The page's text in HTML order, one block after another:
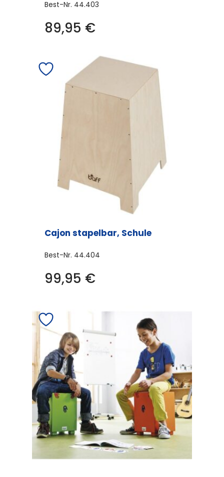
Best-Nr. 44.403
89,95 €
Cajon stapelbar, Schule
Best-Nr. 44.404
99,95 €